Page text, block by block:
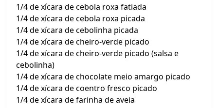
1/4 de xícara de cebola roxa fatiada
1/4 de xícara de cebola roxa picada
1/4 de xícara de cebolinha picada
1/4 de xícara de cheiro-verde picado
1/4 de xícara de cheiro-verde picado (salsa e
cebolinha)
1/4 de xícara de chocolate meio amargo picado
1/4 de xícara de coentro fresco picado
1/4 de xícara de farinha de aveia